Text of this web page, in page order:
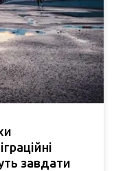
завдати